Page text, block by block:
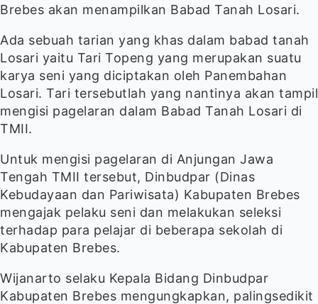
Brebes akan menampilkan Babad Tanah Losari.
Ada sebuah tarian yang khas dalam babad tanah
Losari yaitu Tari Topeng yang merupakan suatu
karya seni yang diciptakan oleh Panembahan
Losari. Tari tersebutlah yang nantinya akan tampil
mengisi pagelaran dalam Babad Tanah Losari di
TMII.
Untuk mengisi pagelaran di Anjungan Jawa
Tengah TMII tersebut, Dinbudpar (Dinas
Kebudayaan dan Pariwisata) Kabupaten Brebes
mengajak pelaku seni dan melakukan seleksi
terhadap para pelajar di beberapa sekolah di
Kabupaten Brebes.
Wijanarto selaku Kepala Bidang Dinbudpar
Kabupaten Brebes mengungkapkan, palingsedikit